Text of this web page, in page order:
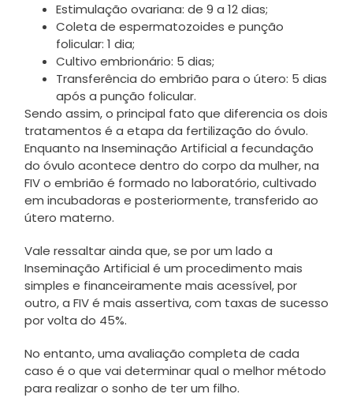
Estimulação ovariana: de 9 a 12 dias;
Coleta de espermatozoides e punção
folicular: 1 dia;
Cultivo embrionário: 5 dias;
Transferência do embrião para o útero: 5 dias
após a punção folicular.
Sendo assim, o principal fato que diferencia os dois
tratamentos é a etapa da fertilização do óvulo.
Enquanto na Inseminação Artificial a fecundação
do óvulo acontece dentro do corpo da mulher, na
FIV o embrião é formado no laboratório, cultivado
em incubadoras e posteriormente, transferido ao
útero materno.
Vale ressaltar ainda que, se por um lado a
Inseminação Artificial é um procedimento mais
simples e financeiramente mais acessível, por
outro, a FIV é mais assertiva, com taxas de sucesso
por volta do 45%.
No entanto, uma avaliação completa de cada
caso é o que vai determinar qual o melhor método
para realizar o sonho de ter um filho.